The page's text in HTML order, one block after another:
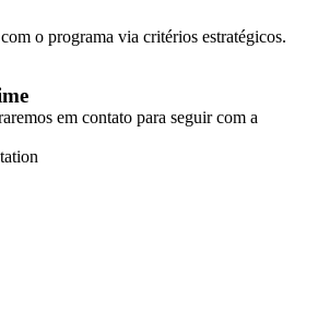
o programa via critérios estratégicos.
em contato para seguir com a